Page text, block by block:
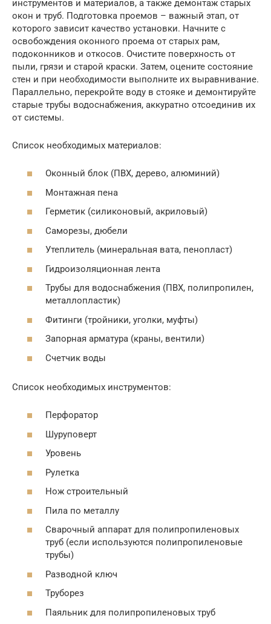
инструментов и материалов, а также демонтаж старых
окон и труб. Подготовка проемов – важный этап, от
которого зависит качество установки. Начните с
освобождения оконного проема от старых рам,
подоконников и откосов. Очистите поверхность от
пыли, грязи и старой краски. Затем, оцените состояние
стен и при необходимости выполните их выравнивание.
Параллельно, перекройте воду в стояке и демонтируйте
старые трубы водоснабжения, аккуратно отсоединив их
от системы.
Список необходимых материалов:
Оконный блок (ПВХ, дерево, алюминий)
Монтажная пена
Герметик (силиконовый, акриловый)
Саморезы, дюбели
Утеплитель (минеральная вата, пенопласт)
Гидроизоляционная лента
Трубы для водоснабжения (ПВХ, полипропилен,
металлопластик)
Фитинги (тройники, уголки, муфты)
Запорная арматура (краны, вентили)
Счетчик воды
Список необходимых инструментов:
Перфоратор
Шуруповерт
Уровень
Рулетка
Нож строительный
Пила по металлу
Сварочный аппарат для полипропиленовых
труб (если используются полипропиленовые
трубы)
Разводной ключ
Труборез
Паяльник для полипропиленовых труб